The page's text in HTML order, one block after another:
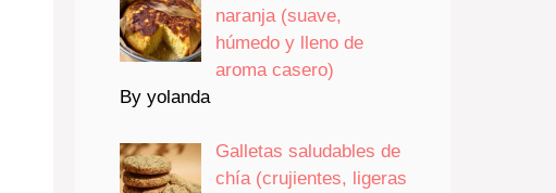
naranja (suave,
húmedo y lleno de
aroma casero)
By yolanda
Galletas saludables de
chía (crujientes, ligeras